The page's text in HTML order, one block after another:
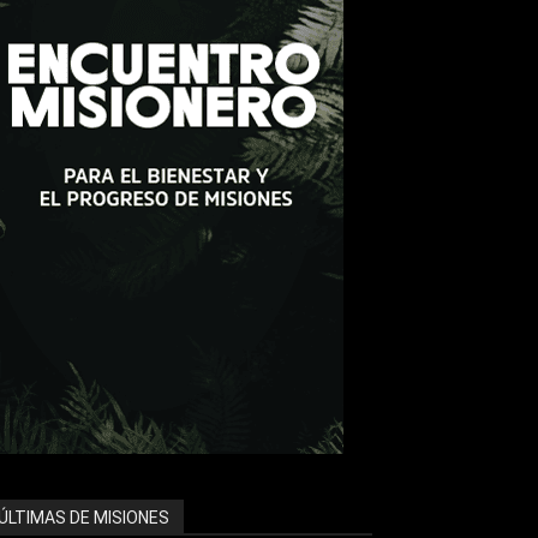
DE MISIONES